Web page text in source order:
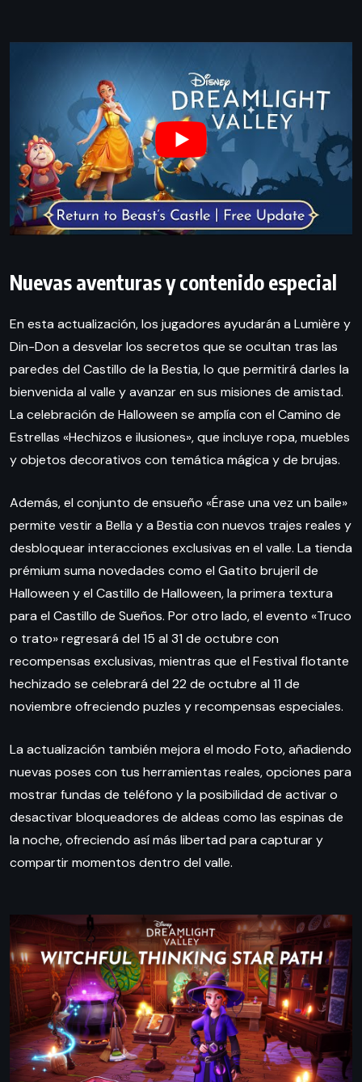
Nuevas aventuras y contenido especial
En esta actualización, los jugadores ayudarán a Lumière y
Din-Don a desvelar los secretos que se ocultan tras las
paredes del Castillo de la Bestia, lo que permitirá darles la
bienvenida al valle y avanzar en sus misiones de amistad.
La celebración de Halloween se amplía con el Camino de
Estrellas «Hechizos e ilusiones», que incluye ropa, muebles
y objetos decorativos con temática mágica y de brujas.
Además, el conjunto de ensueño «Érase una vez un baile»
permite vestir a Bella y a Bestia con nuevos trajes reales y
desbloquear interacciones exclusivas en el valle. La tienda
prémium suma novedades como el Gatito brujeril de
Halloween y el Castillo de Halloween, la primera textura
para el Castillo de Sueños. Por otro lado, el evento «Truco
o trato» regresará del 15 al 31 de octubre con
recompensas exclusivas, mientras que el Festival flotante
hechizado se celebrará del 22 de octubre al 11 de
noviembre ofreciendo puzles y recompensas especiales.
La actualización también mejora el modo Foto, añadiendo
nuevas poses con tus herramientas reales, opciones para
mostrar fundas de teléfono y la posibilidad de activar o
desactivar bloqueadores de aldeas como las espinas de
la noche, ofreciendo así más libertad para capturar y
compartir momentos dentro del valle.